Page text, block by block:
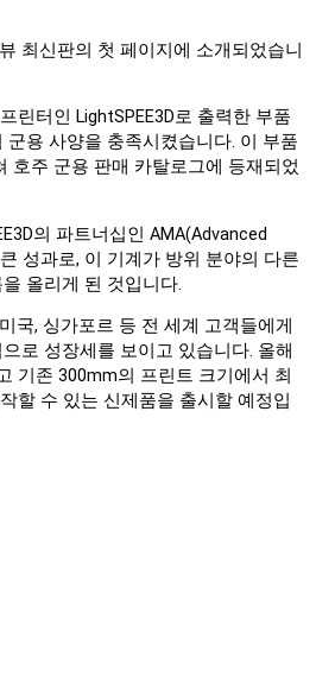
최신판의 첫 페이지에 소개되었습니
린터인 LightSPEE3D로 출력한 부품
용 사양을 충족시켰습니다. 이 부품
호주 군용 판매 카탈로그에 등재되었
의 파트너십인 AMA(Advanced
성과로, 이 기계가 방위 분야의 다른
올리게 된 것입니다.
국, 싱가포르 등 전 세계 고객들에게
로 성장세를 보이고 있습니다. 올해
기존 300mm의 프린트 크기에서 최
할 수 있는 신제품을 출시할 예정입